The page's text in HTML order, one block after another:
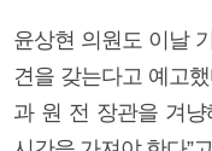
윤상현 의원도 이날
견을 갖는다고 예고
과 원 전 장관을 겨냥